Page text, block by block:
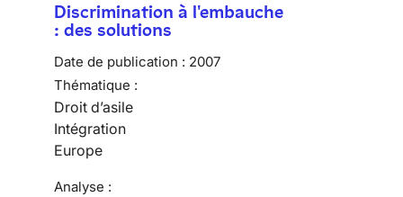
Discrimination à l'embauche
: des solutions
Date de publication : 2007
Thématique :
Droit d’asile
Intégration
Europe
Analyse :